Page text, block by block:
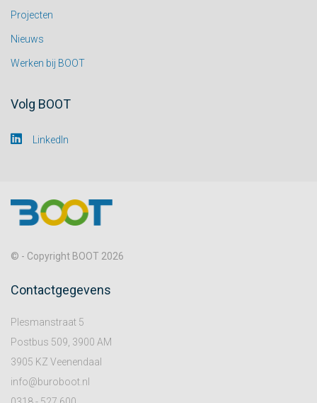
Projecten
Nieuws
Werken bij BOOT
Volg BOOT
LinkedIn
© - Copyright BOOT 2026
Contactgegevens
Plesmanstraat 5
Postbus 509, 3900 AM
3905 KZ Veenendaal
info@buroboot.nl